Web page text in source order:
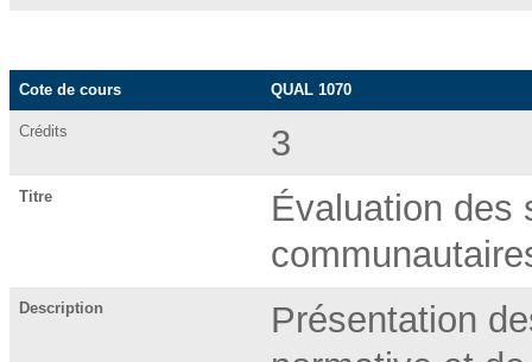
Cote de cours QUAL 1070
Crédits 3
Titre
Évaluation des
Description
Présentation